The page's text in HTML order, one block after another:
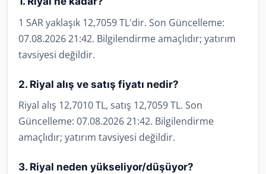
1 SAR yaklaşık 12,7059 TL'dir. Son Güncelleme:
07.08.2026 21:42. Bilgilendirme amaçlıdır; yatırım
tavsiyesi değildir.
2. Riyal alış ve satış fiyatı nedir?
Riyal alış 12,7010 TL, satış 12,7059 TL. Son
Güncelleme: 07.08.2026 21:42. Bilgilendirme
amaçlıdır; yatırım tavsiyesi değildir.
3. Riyal neden yükseliyor/düşüyor?